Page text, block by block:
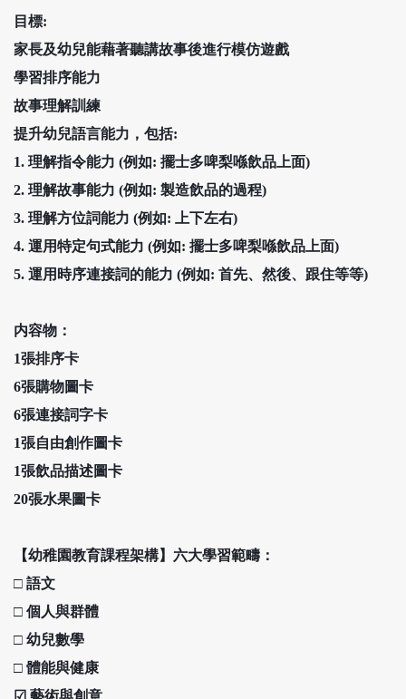
目標:
家長及幼兒能藉著聽講故事後進行模仿遊戲
學習排序能力
故事理解訓練
提升幼兒語言能力，包括:
1. 理解指令能力 (例如: 擺士多啤梨喺飲品上面)
2. 理解故事能力 (例如: 製造飲品的過程)
3. 理解方位詞能力 (例如: 上下左右)
4. 運用特定句式能力 (例如: 擺士多啤梨喺飲品上面)
5. 運用時序連接詞的能力 (例如: 首先、然後、跟住等等)
内容物：
1張排序卡
6張購物圖卡
6張連接詞字卡
1張自由創作圖卡
1張飲品描述圖卡
20張水果圖卡
【幼稚園教育課程架構】六大學習範疇：
□ 語文
□ 個人與群體
□ 幼兒數學
□ 體能與健康
☑ 藝術與創意